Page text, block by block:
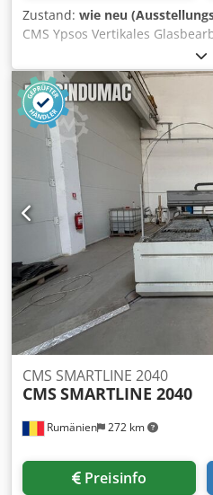
Zustand: wie neu
CMS Ypsos Vertikales
Bearbeitungsmaße: Max.
Glashöhe: 2.000 mm Min.
Ichsfx Abyoa Min. Glashöhe:
Enthaltene Ausstattung: - 2x
Vakuumsaugern -
Magazin mit 12 und 11
- CAD/CAM - Zentralschmierung
Rumänien 272 km
CMS SMARTLINE 2040
CMSSMARTLINE 2040
Preisinfo